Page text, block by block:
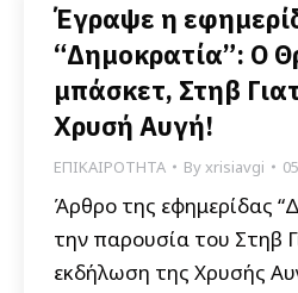
Έγραψε η
“Δημοκρατία”: Ο
μπάσκετ, Στηβ
Χρυσή Αυγή!
ΕΠΙΚΑΙΡΟΤΗΤΑ Byxrisiavgi
Άρθρο της εφημερίδας
την παρουσία του Στηβ
εκδήλωση της Χρυσής